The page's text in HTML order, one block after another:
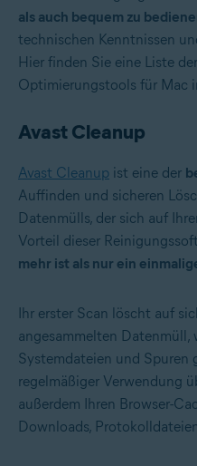
als auch bequem zu
technischen Kenntnissen
Hier finden Sie eine Liste
Optimierungstools für Mac
Avast Cleanup
Avast Cleanup ist eine der
Auffinden und sicheren
Datenmülls, der sich auf
Vorteil dieser
mehr ist als nur ein
Ihr erster Scan löscht auf
angesammelten Datenmüll,
Systemdateien und Spuren
regelmäßiger Verwendung
außerdem Ihren Browser-
Downloads,